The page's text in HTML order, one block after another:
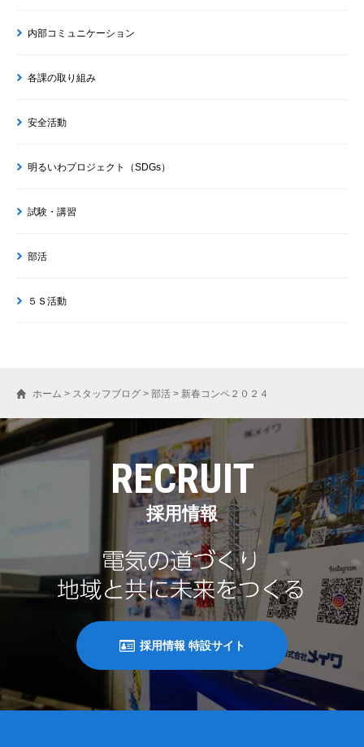
内部コミュニケーション
各課の取り組み
安全活動
明るいわプロジェクト（SDGs）
試験・講習
部活
５Ｓ活動
ホーム > スタッフブログ > 部活 > 新春コンペ２０２４
RECRUIT
採用情報
採用情報 特設サイト